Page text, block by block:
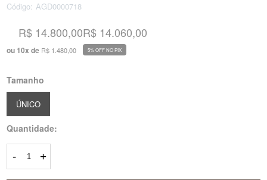
Código: AGD0000718
R$ 14.800,00
ou 10x de R$ 1.480,00
R$ 14.060,00
5% OFF NO PIX
Tamanho
ÚNICO
Quantidade:
- +